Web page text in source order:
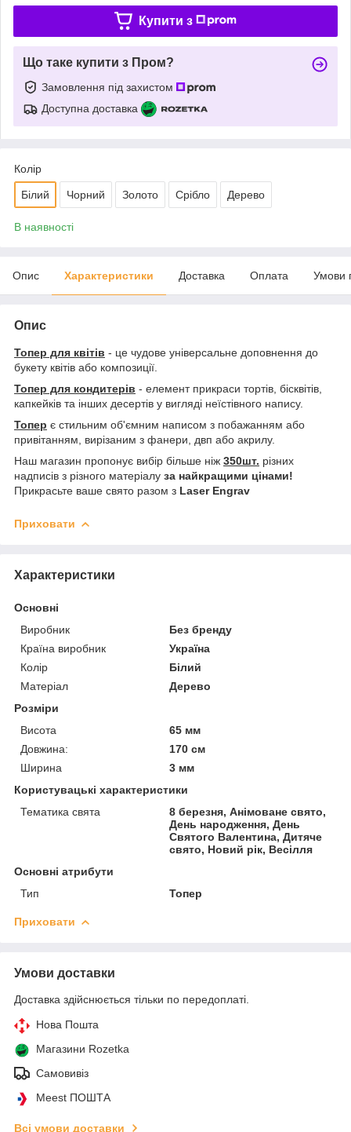
Купити з
Що таке купити з Пром?
Замовлення під захистом
Доступна доставка
Колір
Білий Чорний Золото Срібло Дерево
В наявності
Опис Характеристики Доставка Оплата Умови
Опис
Топер для квітів - це чудове універсальне доповнення до
букету квітів або композиції.
Топер для кондитерів - елемент прикраси тортів, бісквітів,
капкейків та інших десертів у вигляді неїстівного напису.
Топер є стильним об'ємним написом з побажанням або
привітанням, вирізаним з фанери, двп або акрилу.
Наш магазин пропонує вибір більше ніж 350шт. різних
надписів з різного матеріалу за найкращими цінами!
Прикрасьте ваше свято разом з Laser Engrav
Приховати
Характеристики
Основні
Виробник
Без бренду
Країна виробник
Україна
Колір
Білий
Матеріал
Дерево
Розміри
Висота
65 мм
Довжина:
170 см
Ширина
3 мм
Користувацькі характеристики
Тематика свята
8 березня, Анімоване свято,
День народження, День
Святого Валентина, Дитяче
свято, Новий рік, Весілля
Основні атрибути
Тип
Топер
Приховати
Умови доставки
Доставка здійснюється тільки по передоплаті.
Нова Пошта
Магазини Rozetka
Самовивіз
Meest ПОШТА
Всі умови доставки